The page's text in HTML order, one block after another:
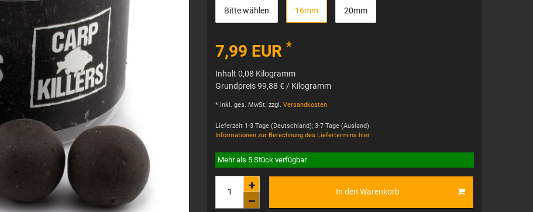
Bitte wählen 16mm 20mm
7,99 EUR *
Inhalt 0,08 Kilogramm
Grundpreis99,88 € / Kilogramm
* inkl. ges. MwSt. zzgl. Versandkosten
Lieferzeit 1-3 Tage (Deutschland); 3-7 Tage (Ausland)
Informationen zur Berechnung des Liefertermins hier
Mehr als 5 Stück verfügbar
In den Warenkorb